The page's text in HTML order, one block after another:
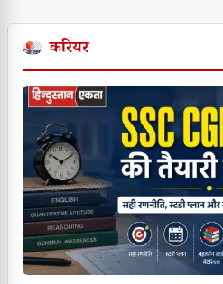
करियर